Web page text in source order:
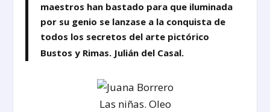
maestros han bastado para que iluminada
por su genio se lanzase a la conquista de
todos los secretos del arte pictórico
Bustos y Rimas. Julián del Casal.
Las niñas. Oleo